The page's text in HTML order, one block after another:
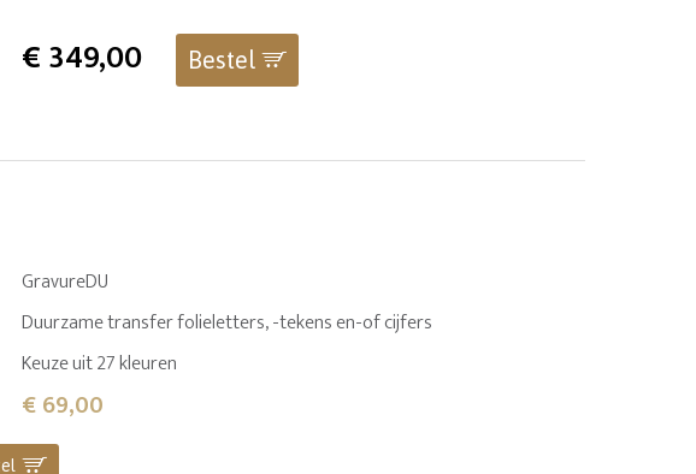
€349,00 Bestel
GravureDU
Duurzame transfer folieletters, -tekens en-of cijfers
Keuze uit 27 kleuren
€ 69,00